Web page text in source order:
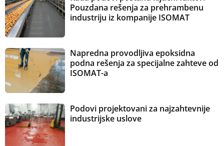
Pouzdana rešenja za prehrambenu
industriju iz kompanije ISOMAT
Napredna provodljiva epoksidna
podna rešenja za specijalne zahteve od
ISOMAT-a
Podovi projektovani za najzahtevnije
industrijske uslove